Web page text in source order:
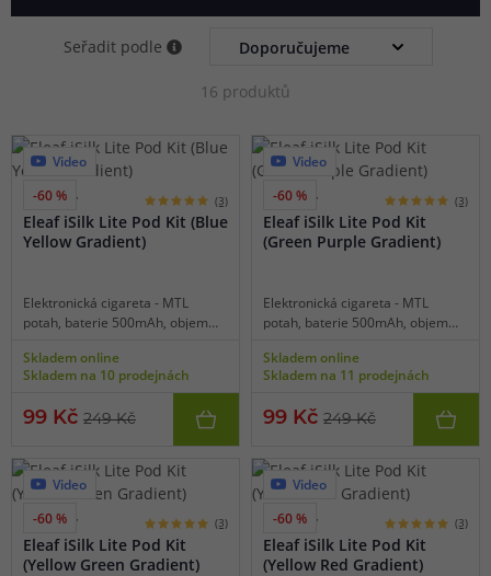
Seřadit podle
16 produktů
Video
-60 %
8 barev (3)
Eleaf iSilk Lite Pod Kit (Blue
Yellow Gradient)
Elektronická cigareta - MTL
potah, baterie 500mAh, objem
až 10W, dobíjení USB-C,
inteligentní detekce odporu,
používání, jednoduchý model pro
Skladem online
Skladem na 10 prodejnách
99 Kč 249 Kč
Video
-60 %
8 barev (3)
Eleaf iSilk Lite Pod Kit
(Green Purple Gradient)
Elektronická cigareta - MTL
potah, baterie 500mAh, objem
až 10W, dobíjení USB-C,
inteligentní detekce odporu,
používání, jednoduchý model pro
Skladem online
Skladem na 11 prodejnách
99 Kč 249 Kč
Video
-60 %
8 barev (3)
Eleaf iSilk Lite Pod Kit
(Yellow Green Gradient)
Video
-60 %
8 barev (3)
Eleaf iSilk Lite Pod Kit
(Yellow Red Gradient)